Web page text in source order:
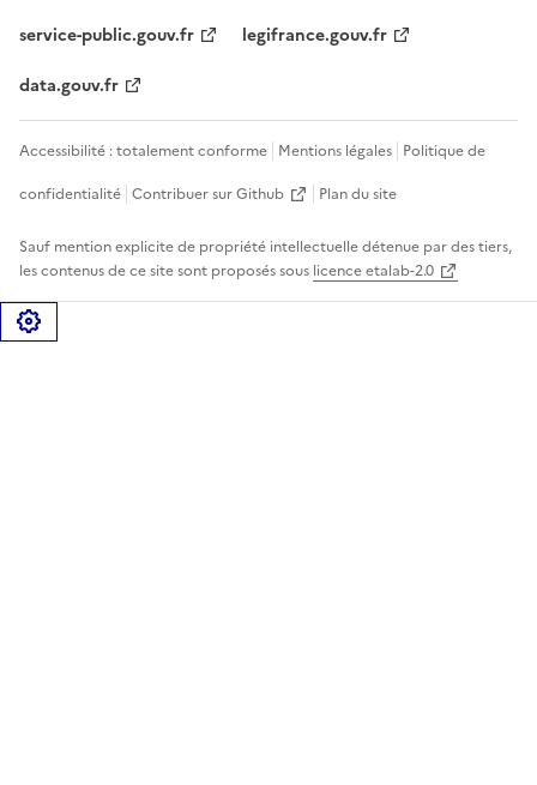
service-public.gouv.fr
legifrance.gouv.fr
data.gouv.fr
Accessibilité : totalement conforme Mentions légales Politique de
confidentialité Contribuer sur Github Plan du site
Sauf mention explicite de propriété intellectuelle détenue par des tiers,
les contenus de ce site sont proposés sous licence etalab-2.0
Gérer les cookies